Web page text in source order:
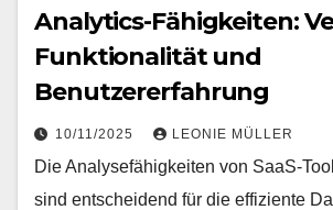
Analytics-Fähigkeiten:
Funktionalität und
Benutzererfahrung
10/11/2025 LEONIE MÜLLER
Die Analysefähigkeiten von SaaS-
sind entscheidend für die effiziente